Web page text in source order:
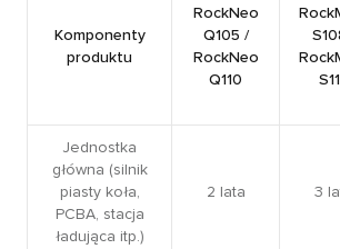
Komponenty
produktu
RockNeo
Q105 /
RockNeo
Q110
Jednostka
główna (silnik
piasty koła,
PCBA, stacja
ładująca itp.)
2 lata 3